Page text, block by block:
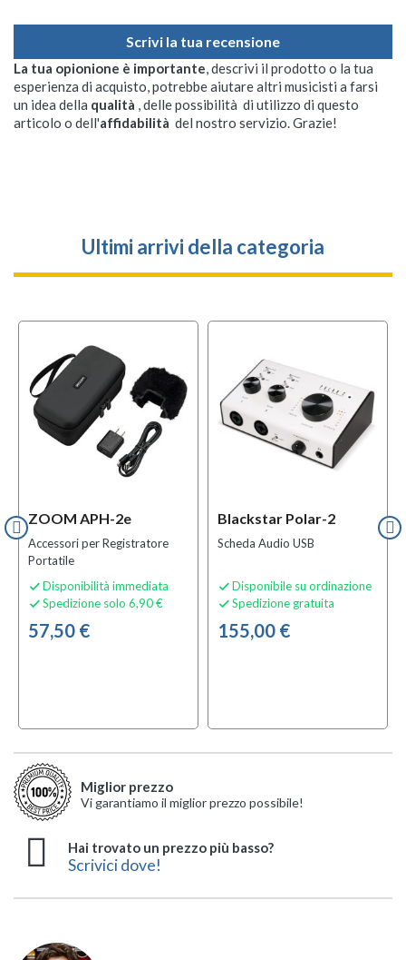
Scrivi la tua recensione
La tua opionione è importante, descrivi il prodotto o la tua
esperienza di acquisto, potrebbe aiutare altri musicisti a farsi
un idea della qualità , delle possibilità di utilizzo di questo
articolo o dell'affidabilità del nostro servizio. Grazie!
Ultimi arrivi della categoria
ZOOM APH-2e
Accessori per Registratore
Portatile
 Disponibilità immediata
 Spedizione solo 6,90 €
57,50 €
Blackstar Polar-2
Scheda Audio USB
 Disponibile su ordinazione
 Spedizione gratuita
155,00 €
Miglior prezzo
Vi garantiamo il miglior prezzo possibile!
Hai trovato un prezzo più basso?
Scrivici dove!